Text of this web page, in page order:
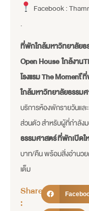
Facebook :
.
ที่พักใกล้มหาวิทยาลัยธ
Open House ใกล้งาน
โรงแรม The Moment
ใกล้มหาวิทยาลัยธรรม
บริการห้องพักรายวันแล
ส่วนตัว สำหรับผู้ที่กำลัง
ธรรมศาสตร์ที่พักเปิดใ
บาท/คืน พร้อมสิ่งอำนว
เต็ม
Share
: